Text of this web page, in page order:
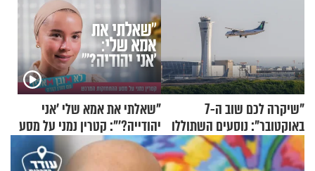
"שיקרה לכם שוב ה-7
באוקטובר": נוסעים השתוללו
בטיסה לפרנקפורט ונעצרו
לאחר שתקפו שוטרים
"שאלתי את אמא שלי 'אני
יהודייה?'": קטרין נמני על מסע
ההתחזקות המרגש